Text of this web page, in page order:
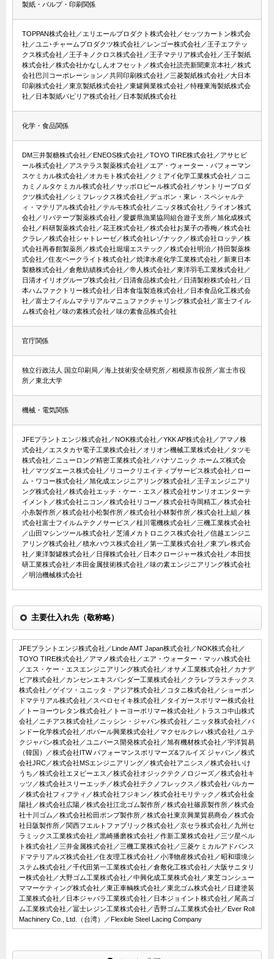
製紙・パルプ・印刷関係
TOPPAN株式会社／エリエールプロダクト株式会社／セッツカートン株式会
社／ユニ･チャームプロダクツ株式会社／レンゴー株式会社／王子エフテッ
クス株式会社／王子キノクロス株式会社／王子マテリア株式会社／王子製紙
株式会社／株式会社かなしんオフセット／株式会社読売新聞東京本社／株式
会社巴川コーポレーション／共同印刷株式会社／三菱製紙株式会社／大日本
印刷株式会社／東京製紙株式会社／東罐興業株式会社／特種東海製紙株式会
社／日本製紙パピリア株式会社／日本製紙株式会社
化学・食品関係
DM三井製糖株式会社／ENEOS株式会社／TOYO TIRE株式会社／アサヒビ
ール株式会社／アステラス製薬株式会社／エア・ウォーター・パフォーマン
スケミカル株式会社／オカモト株式会社／クミアイ化学工業株式会社／コニ
カミノルタケミカル株式会社／サッポロビール株式会社／サントリープロダ
クツ株式会社／シミフレックス株式会社／デュポン・東レ・スペシャルテ
ィ・マテリアル株式会社／テルモ株式会社／ニッタ株式会社／ライオン株式
会社／リバテープ製薬株式会社／愛媛県漁業協同組合遊子支所／旭化成株式
会社／科研製薬株式会社／花王株式会社／株式会社お菓子の香梅／株式会社
クラレ／株式会社シャトレーゼ／株式会社レゾナック／株式会社ロッテ／株
式会社再春館製薬所／株式会社堀場エステック／株式会社明治／持田製薬株
式会社／住友ベークライト株式会社／焼津水産化学工業株式会社／新東日本
製糖株式会社／倉敷紡績株式会社／帝人株式会社／東洋羽毛工業株式会社／
日清オイリオグループ株式会社／日清食品株式会社／日清製粉株式会社／日
本ハムファクトリー株式会社／日本食塩製造株式会社／日本食品化工株式会
社／富士フイルムマテリアルマニュファクチャリング株式会社／富士フイル
ム株式会社／味の素株式会社／味の素食品株式会社
官庁関係
独立行政法人 国立印刷局／海上技術安全研究所／相模原市役所／富士市役
所／東北大学
機械・電気関係
JFEプラントエンジ株式会社／NOK株式会社／YKK AP株式会社／アマノ株
式会社／エスタカヤ電子工業株式会社／オリオン機械工業株式会社／タツモ
株式会社／ニューロング精密工業株式会社／パナソニック ホームズ株式会
社／マツダエース株式会社／リコークリエイティブサービス株式会社／ロー
ム・ワコー株式会社／旭化成エンジニアリング株式会社／王子エンジニアリ
ング株式会社／株式会社エッチ・ケー・エス／株式会社サンリオエンターテ
イメント／株式会社ニコン／株式会社リコー／株式会社寺岡精工／株式会社
小糸製作所／株式会社小松製作所／株式会社小林製作所／株式会社上組／株
式会社富士フイルムテクノサービス／桂川電機株式会社／三機工業株式会社
／山田マシンツール株式会社／芝浦メカトロニクス株式会社／信越エンジニ
アリング株式会社／積水ハウス株式会社／第一工業株式会社／東プレ株式会
社／東洋製罐株式会社／日揮株式会社／日本クロージャー株式会社／本田技
研工業株式会社／本田金属技術株式会社／味の素エンジニアリング株式会社
／明治機械株式会社
主要仕入れ先（敬称略）
JFEプラントエンジ株式会社／Linde AMT Japan株式会社／NOK株式会社／
TOYO TIRE株式会社／アマノ株式会社／エア・ウォーター・マッハ株式会社
／エス・ケー・エスエンジニアリング株式会社／オサメ工業株式会社／カナデ
ビア株式会社／カンセンエキスパンダー工業株式会社／クラレプラスチックス
株式会社／ゲイツ・ユニッタ・アジア株式会社／コタニ株式会社／ショーボン
ドマテリアル株式会社／スペロセイキ株式会社／タイガースポリマー株式会社
／トーヨーウレタン株式会社／トーヨーポリマー株式会社／トラスコ中山株式
会社／ニチアス株式会社／ニッシン・ジャパン株式会社／ニッタ株式会社／バ
ンドー化学株式会社／ポバール興業株式会社／マクセルクレハ株式会社／ユテ
クジャパン株式会社／ユニバース開発株式会社／旭有機材株式会社／宇洋貿易
（韓国）／株式会社ITW パフォーマンスポリマーズ&フルイズ ジャパン／株式
会社JRC／株式会社MSエンジニアリング／株式会社アニシス／株式会社いけ
うち／株式会社エヌビーエス／株式会社オジックテクノロジーズ／株式会社キ
ッツ／株式会社スリーエッチ／株式会社テクノフレックス／株式会社バルカー
／株式会社フィフティ／株式会社フジキン／株式会社モリテック／株式会社金
陽社／株式会社広陽／株式会社江北ゴム製作所／株式会社篠原製作所／株式会
社十川ゴム／株式会社松田ポンプ製作所／株式会社東京興業貿易商会／株式会
社日阪製作所／関西フエルトファブリック株式会社／京セラ株式会社／九州セ
ラミックス工業株式会社／黒崎播磨株式会社／作新工業株式会社／三ツ星ベル
ト株式会社／三井金属株式会社／三機工業株式会社／三菱ケミカルアドバンス
ドマテリアルズ株式会社／住友理工株式会社／小澤物産株式会社／昭和環境シ
ステム株式会社／千代田第一工業株式会社／倉敷化工株式会社／大阪サニタリ
ー株式会社／大野ゴム工業株式会社／中興化成工業株式会社／東芝コンシュー
ママーケティング株式会社／東正車輌株式会社／東北ゴム株式会社／日建塗装
工業株式会社／日本ジャバラ工業株式会社／日本ジョイント株式会社／尾高ゴ
ム工業株式会社／冨士レジン工業株式会社／𠮷野ゴム工業株式会社／Ever Roll
Machinery Co., Ltd.（台湾）／Flexible Steel Lacing Company